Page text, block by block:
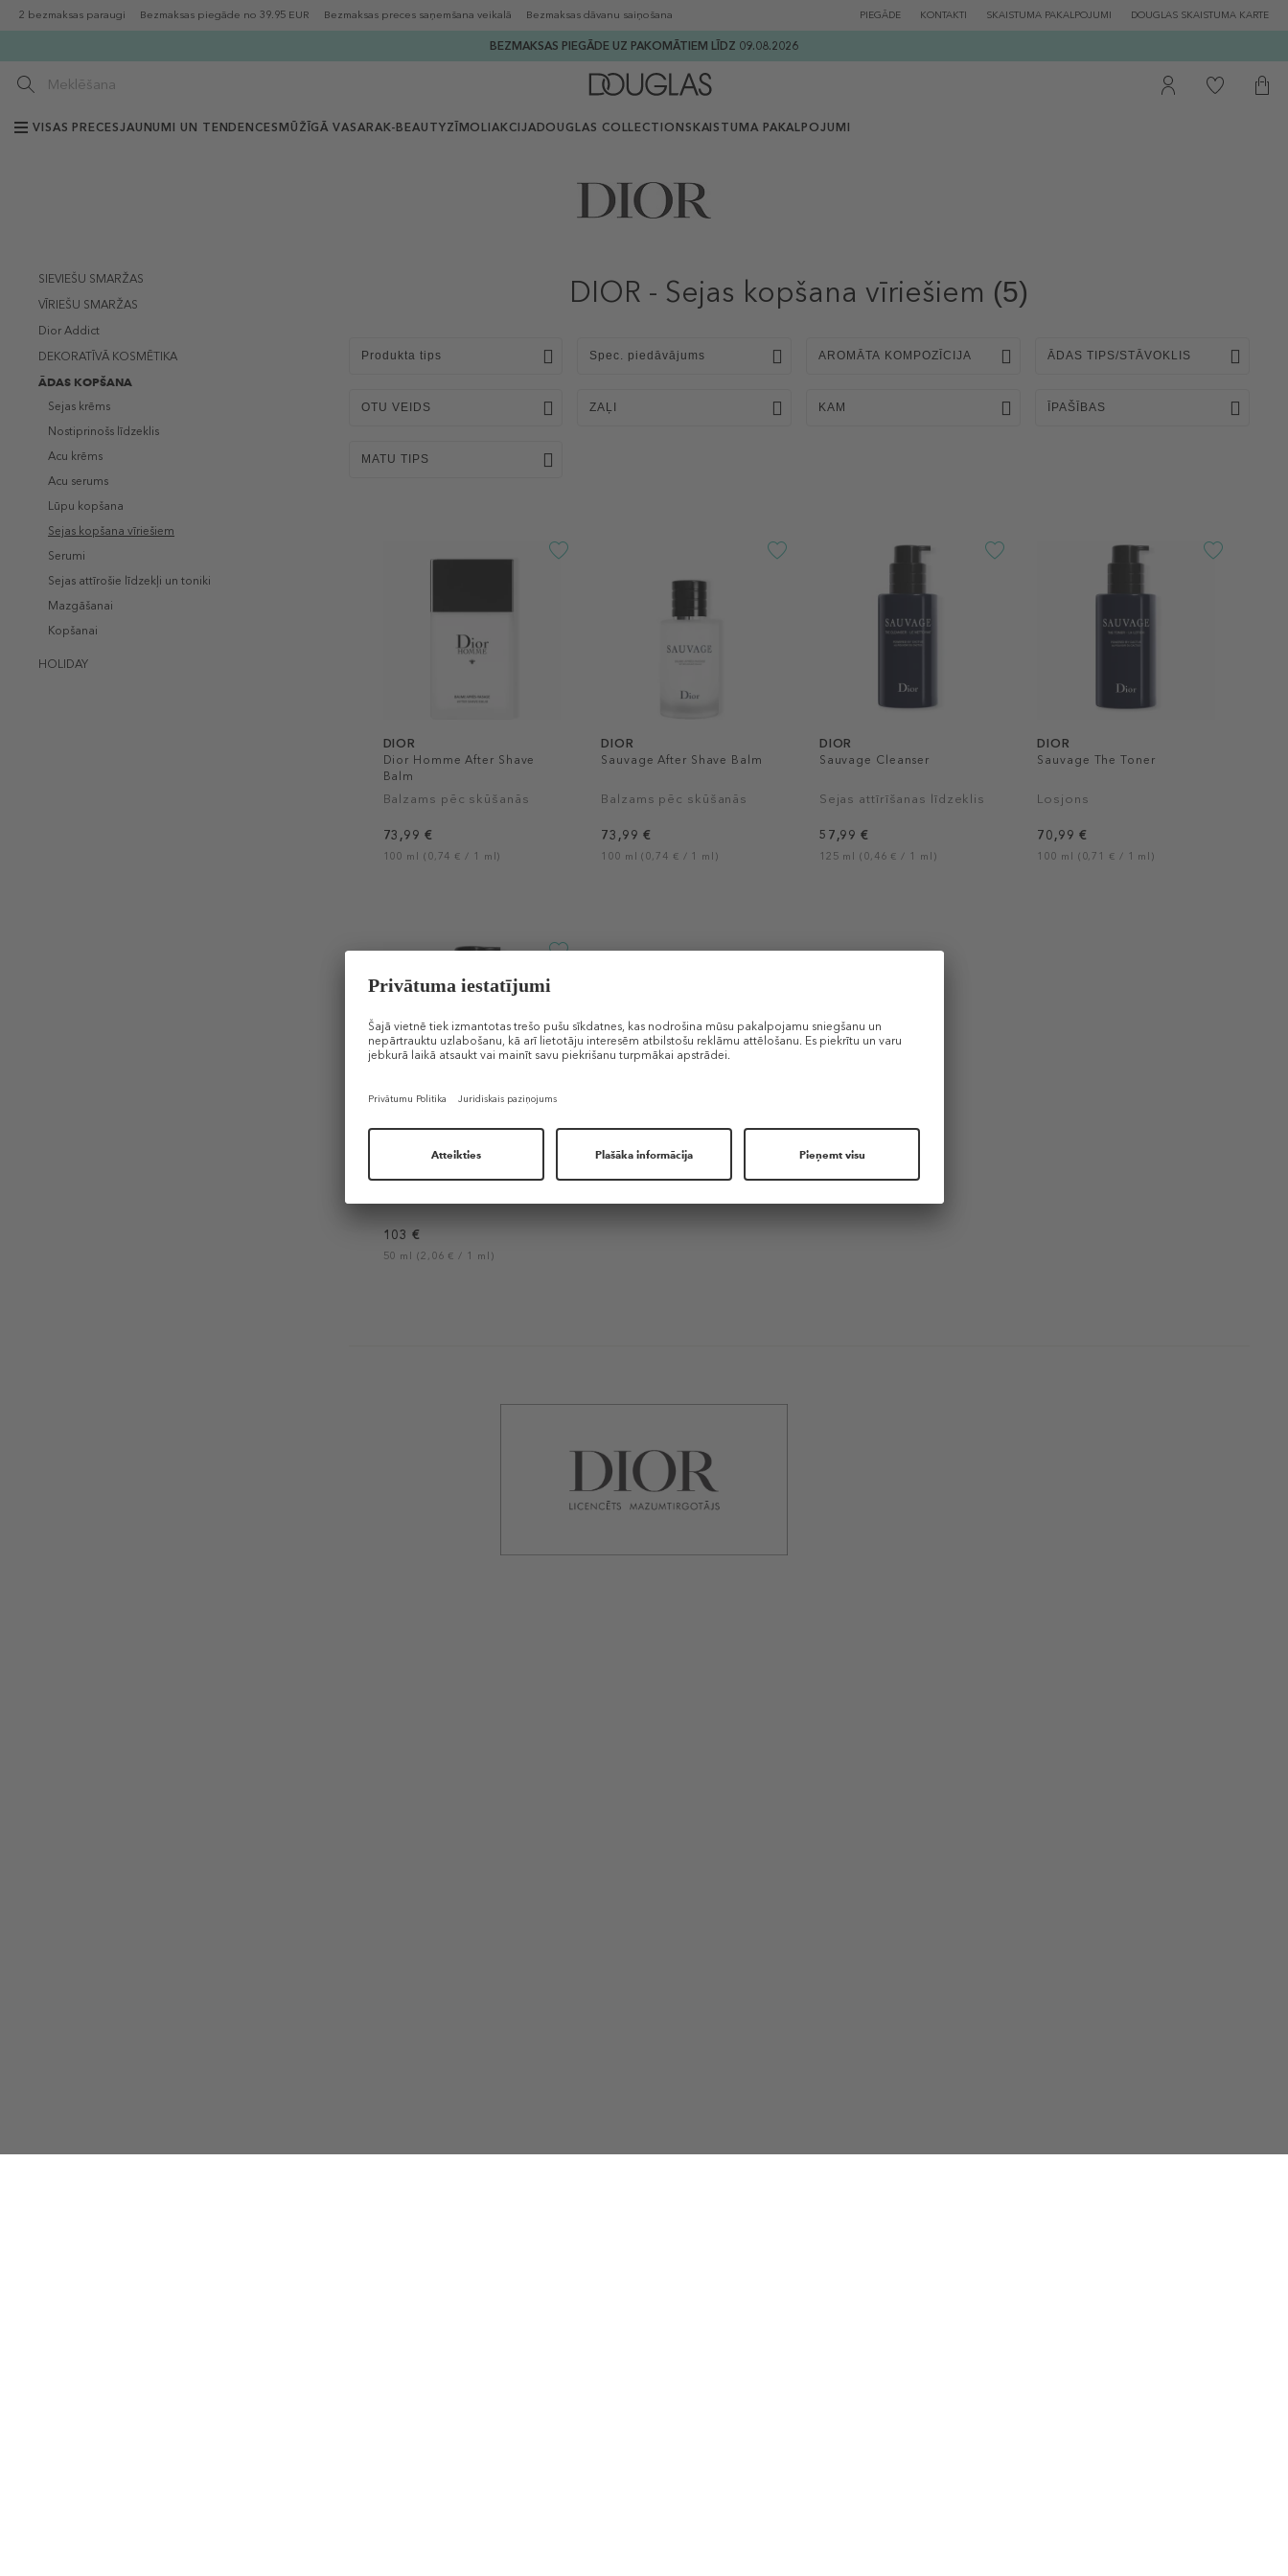
2 bezmaksas paraugi Bezmaksas piegāde no 39.95 EUR Bezmaksas preces saņemšana veikalā Bezmaksas dāvanu saiņošana PIEGĀDE KONTAKTI SKAISTUMA PAKALPOJUMI DOUGLAS SKAISTUMA KARTE
BEZMAKSAS PIEGĀDE UZ PAKOMĀTIEM LĪDZ 09.08.2026
VISAS PRECESJAUNUMI UN TENDENCES MŪŽĪGĀ VASARAK-BEAUTYZĪMOLIAKCIJADOUGLAS COLLECTION SKAISTUMA PAKALPOJUMI
SIEVIEŠU SMARŽAS
VĪRIEŠU SMARŽAS
Dior Addict
DEKORATĪVĀ KOSMĒTIKA
ĀDAS KOPŠANA
Sejas krēms
Nostiprinošs līdzeklis
Acu krēms
Acu serums
Lūpu kopšana
Sejas kopšana vīriešiem
Serumi
Sejas attīrošie līdzekļi un toniki
Mazgāšanai
Kopšanai
HOLIDAY
DIOR - Sejas kopšana vīriešiem (5)
Produkta tips Spec. piedāvājums AROMĀTA KOMPOZĪCIJA ĀDAS TIPS/STĀVOKLIS
OTU VEIDS ZAĻI KAM ĪPAŠĪBAS
MATU TIPS
DIOR
Dior Homme After Shave
Balm
Balzams pēc skūšanās
73,99 €
100 ml (0,74 € / 1 ml)
DIOR
Sauvage After Shave Balm
Balzams pēc skūšanās
73,99 €
100 ml (0,74 € / 1 ml)
DIOR
Sauvage Cleanser
Sejas attīrīšanas līdzeklis
57,99 €
125 ml (0,46 € / 1 ml)
DIOR
Sauvage The Toner
Losjons
70,99 €
100 ml (0,71 € / 1 ml)
Sauvage Moisturizer
103 €
50 ml (2,06 € / 1 ml)